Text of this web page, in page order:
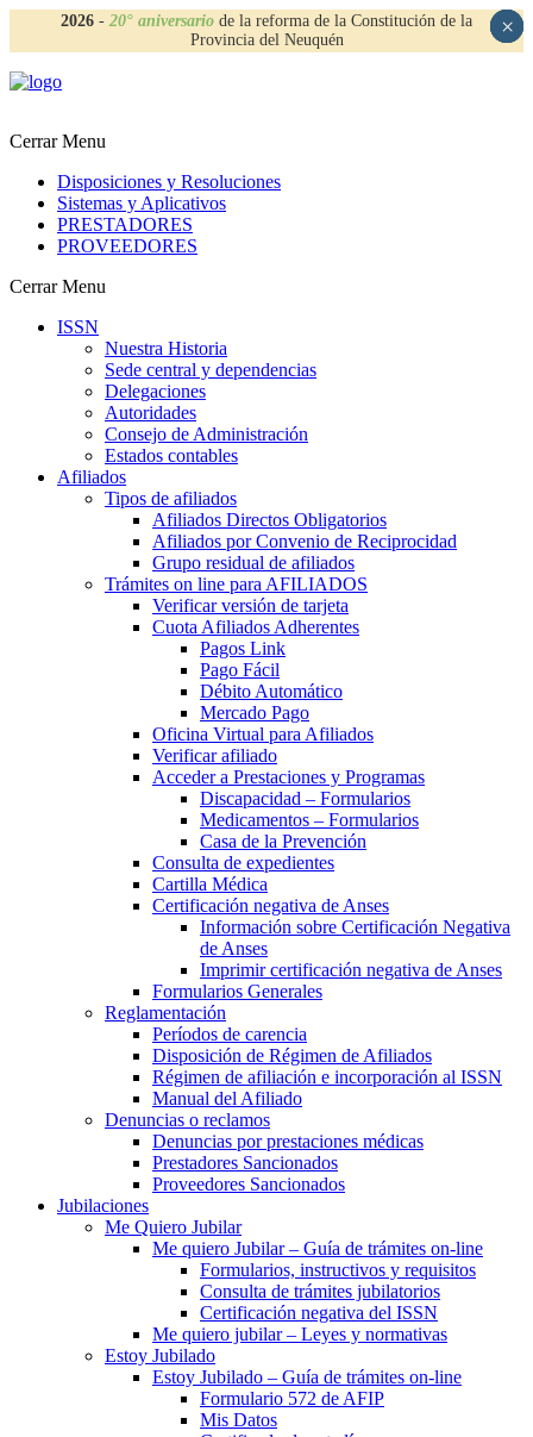
2026 - 20° aniversario de la reforma de la Constitución de la
Provincia del Neuquén
Cerrar Menu
Disposiciones y Resoluciones
Sistemas y Aplicativos
PRESTADORES
PROVEEDORES
Cerrar Menu
ISSN
Nuestra Historia
Sede central y dependencias
Delegaciones
Autoridades
Consejo de Administración
Estados contables
Afiliados
Tipos de afiliados
Afiliados Directos Obligatorios
Afiliados por Convenio de Reciprocidad
Grupo residual de afiliados
Trámites on line para AFILIADOS
Verificar versión de tarjeta
Cuota Afiliados Adherentes
Pagos Link
Pago Fácil
Débito Automático
Mercado Pago
Oficina Virtual para Afiliados
Verificar afiliado
Acceder a Prestaciones y Programas
Discapacidad – Formularios
Medicamentos – Formularios
Casa de la Prevención
Consulta de expedientes
Cartilla Médica
Certificación negativa de Anses
Información sobre Certificación Negativa
de Anses
Imprimir certificación negativa de Anses
Formularios Generales
Reglamentación
Períodos de carencia
Disposición de Régimen de Afiliados
Régimen de afiliación e incorporación al ISSN
Manual del Afiliado
Denuncias o reclamos
Denuncias por prestaciones médicas
Prestadores Sancionados
Proveedores Sancionados
Jubilaciones
Me Quiero Jubilar
Me quiero Jubilar – Guía de trámites on-line
Formularios, instructivos y requisitos
Consulta de trámites jubilatorios
Certificación negativa del ISSN
Me quiero jubilar – Leyes y normativas
Estoy Jubilado
Estoy Jubilado – Guía de trámites on-line
Formulario 572 de AFIP
Mis Datos
×
×
×
×